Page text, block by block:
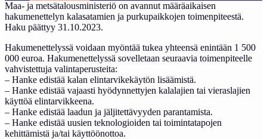
Maa- ja metsätalousministeriö on avannut määräaikaisen
hakumenettelyn kalasatamien ja purkupaikkojen toimenpiteestä.
Haku päättyy 31.10.2023.
Hakumenettelyssä voidaan myöntää tukea yhteensä enintään 1 500
000 euroa. Hakumenettelyssä sovelletaan seuraavia toimenpiteelle
vahvistettuja valintaperusteita:
– Hanke edistää kalan elintarvikekäytön lisäämistä.
– Hanke edistää vajaasti hyödynnettyjen kalalajien tai vieraslajien
käyttöä elintarvikkeena.
– Hanke edistää laadun ja jäljitettävyyden parantamista.
– Hanke edistää uusien teknologioiden tai toimintatapojen
kehittämistä ja/tai käyttöönottoa.